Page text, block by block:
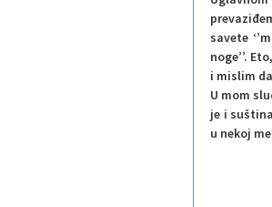
savete
noge’’.
i mislim
U mom
je i
u nekoj